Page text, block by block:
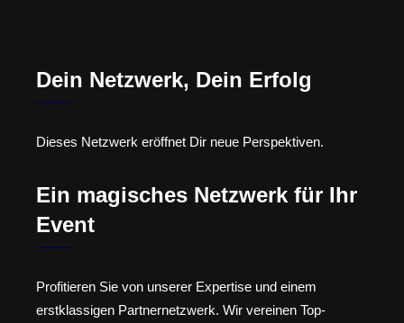
Dein Netzwerk, Dein Erfolg
Dieses Netzwerk eröffnet Dir neue Perspektiven.
Ein magisches Netzwerk für Ihr
Event
Profitieren Sie von unserer Expertise und einem
erstklassigen Partnernetzwerk. Wir vereinen Top-